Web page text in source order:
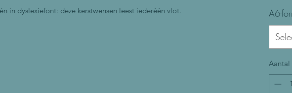
in dyslexiefont: deze kerstwensen leest iederéén vlot. A6-
Aantal